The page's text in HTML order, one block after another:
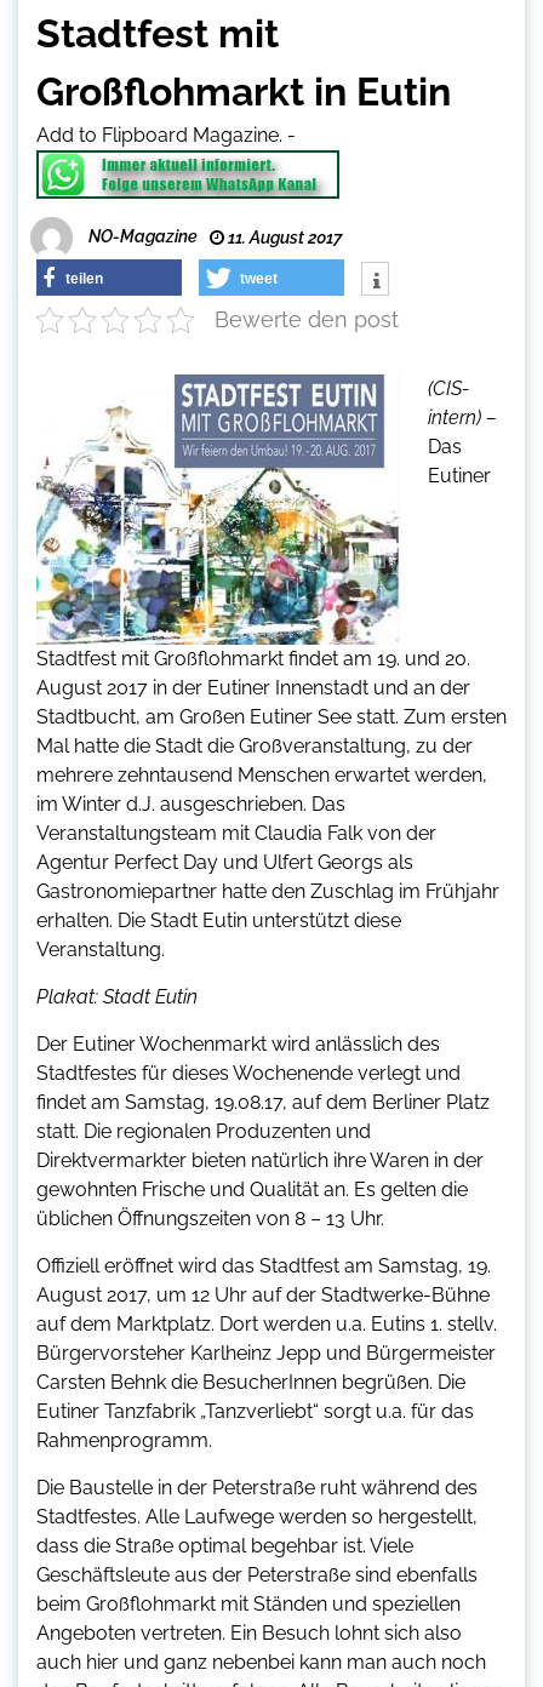
Stadtfest mit
Großflohmarkt in Eutin
Add to Flipboard Magazine. -
NO-Magazine 11. August 2017
teilen tweet
Bewerte den post
(CIS-
intern) –
Das
Eutiner
Stadtfest mit Großflohmarkt findet am 19. und 20.
August 2017 in der Eutiner Innenstadt und an der
Stadtbucht, am Großen Eutiner See statt. Zum ersten
Mal hatte die Stadt die Großveranstaltung, zu der
mehrere zehntausend Menschen erwartet werden,
im Winter d.J. ausgeschrieben. Das
Veranstaltungsteam mit Claudia Falk von der
Agentur Perfect Day und Ulfert Georgs als
Gastronomiepartner hatte den Zuschlag im Frühjahr
erhalten. Die Stadt Eutin unterstützt diese
Veranstaltung.
Plakat: Stadt Eutin
Der Eutiner Wochenmarkt wird anlässlich des
Stadtfestes für dieses Wochenende verlegt und
findet am Samstag, 19.08.17, auf dem Berliner Platz
statt. Die regionalen Produzenten und
Direktvermarkter bieten natürlich ihre Waren in der
gewohnten Frische und Qualität an. Es gelten die
üblichen Öffnungszeiten von 8 – 13 Uhr.
Offiziell eröffnet wird das Stadtfest am Samstag, 19.
August 2017, um 12 Uhr auf der Stadtwerke-Bühne
auf dem Marktplatz. Dort werden u.a. Eutins 1. stellv.
Bürgervorsteher Karlheinz Jepp und Bürgermeister
Carsten Behnk die BesucherInnen begrüßen. Die
Eutiner Tanzfabrik „Tanzverliebt“ sorgt u.a. für das
Rahmenprogramm.
Die Baustelle in der Peterstraße ruht während des
Stadtfestes. Alle Laufwege werden so hergestellt,
dass die Straße optimal begehbar ist. Viele
Geschäftsleute aus der Peterstraße sind ebenfalls
beim Großflohmarkt mit Ständen und speziellen
Angeboten vertreten. Ein Besuch lohnt sich also
auch hier und ganz nebenbei kann man auch noch